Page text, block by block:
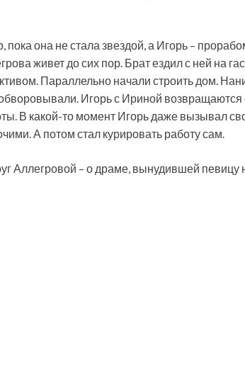
она не стала звездой, а Игорь –
живет до сих пор. Брат ездил с ней на
Параллельно начали строить дом.
Игорь с Ириной возвращаются
В какой-то момент Игорь даже вызывал
А потом стал курировать работу сам.
Аллегровой – о драме, вынудившей певицу